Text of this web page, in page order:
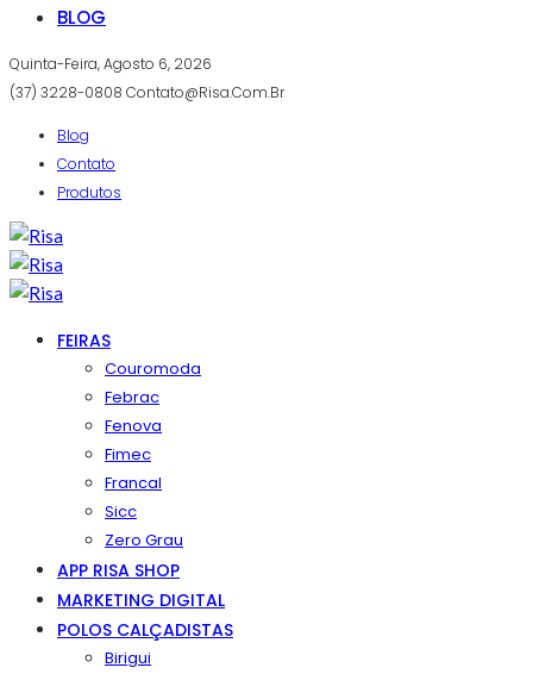
BLOG
Quinta-Feira, Agosto 6, 2026
(37) 3228-0808 Contato@risa.com.br
Blog
Contato
Produtos
FEIRAS
Couromoda
Febrac
Fenova
Fimec
Francal
Sicc
Zero Grau
APP RISA SHOP
MARKETING DIGITAL
POLOS CALÇADISTAS
Birigui